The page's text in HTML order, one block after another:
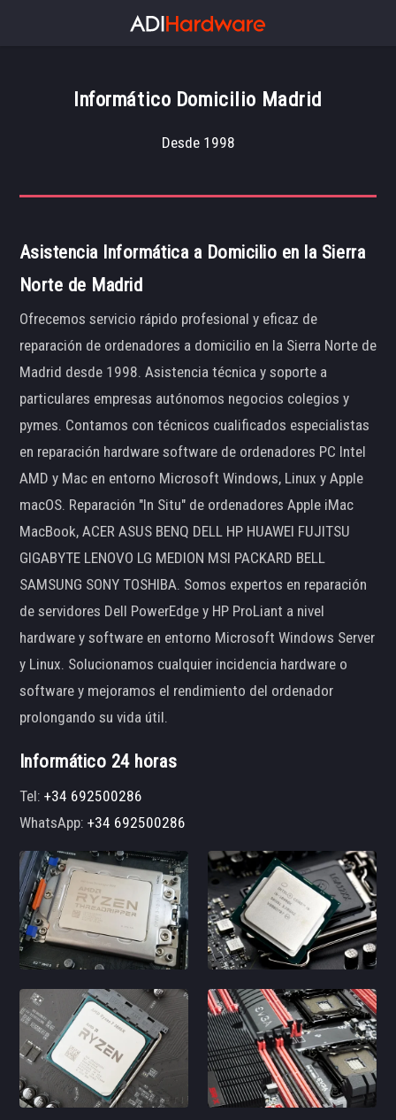
Informático Domicilio Madrid
Desde 1998
Asistencia Informática a Domicilio en la Sierra
Norte de Madrid
Ofrecemos servicio rápido profesional y eficaz de
reparación de ordenadores a domicilio en la Sierra Norte de
Madrid desde 1998. Asistencia técnica y soporte a
particulares empresas autónomos negocios colegios y
pymes. Contamos con técnicos cualificados especialistas
en reparación hardware software de ordenadores PC Intel
AMD y Mac en entorno Microsoft Windows, Linux y Apple
macOS. Reparación "In Situ" de ordenadores Apple iMac
MacBook, ACER ASUS BENQ DELL HP HUAWEI FUJITSU
GIGABYTE LENOVO LG MEDION MSI PACKARD BELL
SAMSUNG SONY TOSHIBA. Somos expertos en reparación
de servidores Dell PowerEdge y HP ProLiant a nivel
hardware y software en entorno Microsoft Windows Server
y Linux. Solucionamos cualquier incidencia hardware o
software y mejoramos el rendimiento del ordenador
prolongando su vida útil.
Informático 24 horas
Tel:+34 692500286
WhatsApp:+34 692500286